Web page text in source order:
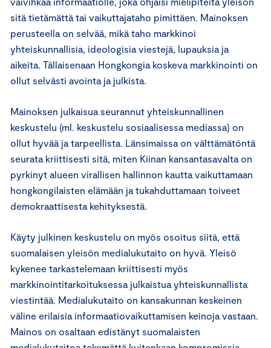
sitä tietämättä tai vaikuttajataho pimittäen. Mainoksen
perusteella on selvää, mikä taho markkinoi
yhteiskunnallisia, ideologisia viestejä, lupauksia ja
aikeita. Tällaisenaan Hongkongia koskeva markkinointi on
ollut selvästi avointa ja julkista.
Mainoksen julkaisua seurannut yhteiskunnallinen
keskustelu (ml. keskustelu sosiaalisessa mediassa) on
ollut hyvää ja tarpeellista. Länsimaissa on välttämätöntä
seurata kriittisesti sitä, miten Kiinan kansantasavalta on
pyrkinyt alueen virallisen hallinnon kautta vaikuttamaan
hongkongilaisten elämään ja tukahduttamaan toiveet
demokraattisesta kehityksestä.
Käyty julkinen keskustelu on myös osoitus siitä, että
suomalaisen yleisön medialukutaito on hyvä. Yleisö
kykenee tarkastelemaan kriittisesti myös
markkinointitarkoituksessa julkaistua yhteiskunnallista
viestintää. Medialukutaito on kansakunnan keskeinen
väline erilaisia informaatiovaikuttamisen keinoja vastaan.
Mainos on osaltaan edistänyt suomalaisten